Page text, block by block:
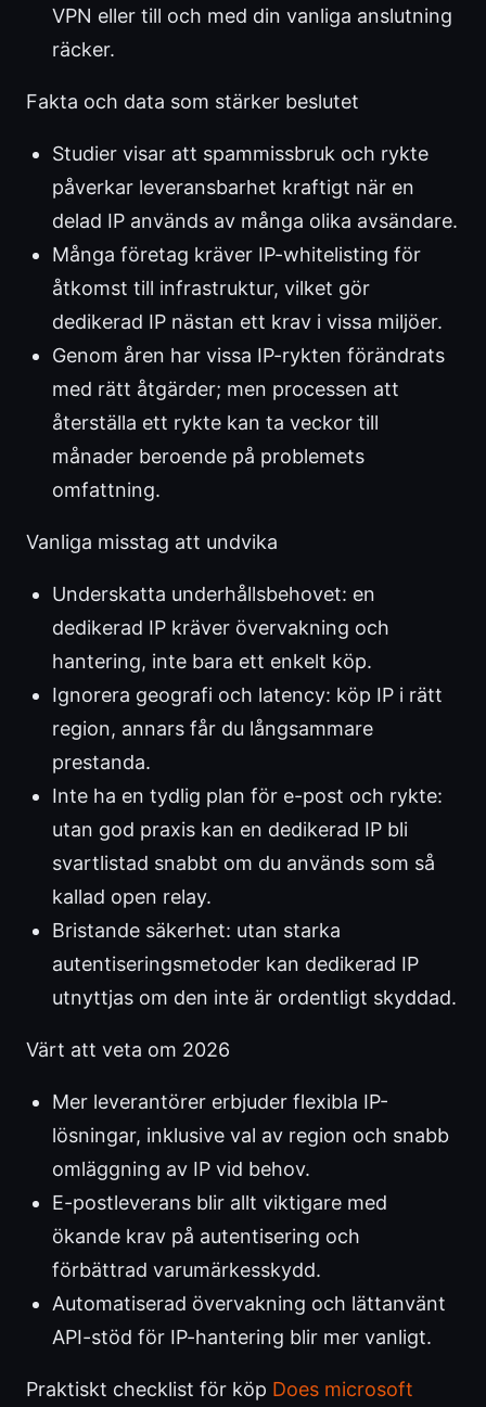
VPN eller till och med din vanliga anslutning
räcker.
Fakta och data som stärker beslutet
Studier visar att spammissbruk och rykte
påverkar leveransbarhet kraftigt när en
delad IP används av många olika avsändare.
Många företag kräver IP-whitelisting för
åtkomst till infrastruktur, vilket gör
dedikerad IP nästan ett krav i vissa miljöer.
Genom åren har vissa IP-rykten förändrats
med rätt åtgärder; men processen att
återställa ett rykte kan ta veckor till
månader beroende på problemets
omfattning.
Vanliga misstag att undvika
Underskatta underhållsbehovet: en
dedikerad IP kräver övervakning och
hantering, inte bara ett enkelt köp.
Ignorera geografi och latency: köp IP i rätt
region, annars får du långsammare
prestanda.
Inte ha en tydlig plan för e-post och rykte:
utan god praxis kan en dedikerad IP bli
svartlistad snabbt om du används som så
kallad open relay.
Bristande säkerhet: utan starka
autentiseringsmetoder kan dedikerad IP
utnyttjas om den inte är ordentligt skyddad.
Värt att veta om 2026
Mer leverantörer erbjuder flexibla IP-
lösningar, inklusive val av region och snabb
omläggning av IP vid behov.
E-postleverans blir allt viktigare med
ökande krav på autentisering och
förbättrad varumärkesskydd.
Automatiserad övervakning och lättanvänt
API-stöd för IP-hantering blir mer vanligt.
Praktiskt checklist för köp Does microsoft